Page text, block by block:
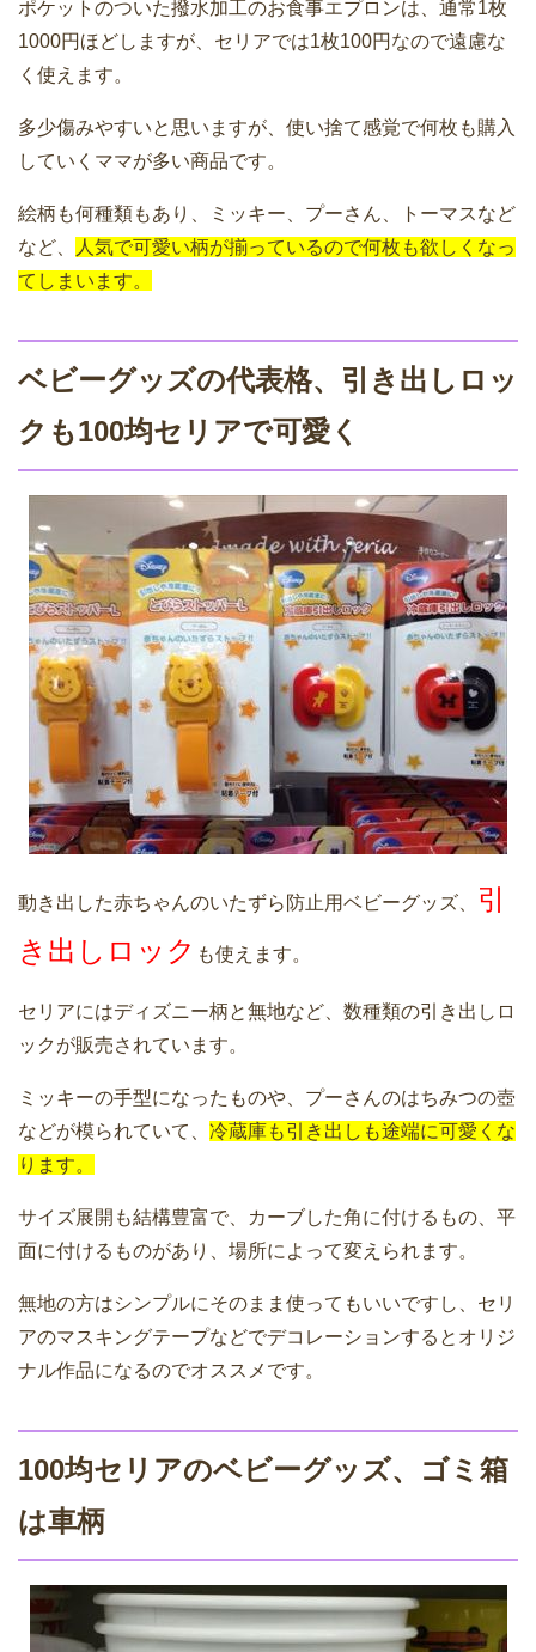
ポケットのついた撥水加工のお食事エプロンは、通常1枚
1000円ほどしますが、セリアでは1枚100円なので遠慮な
く使えます。
多少傷みやすいと思いますが、使い捨て感覚で何枚も購入
していくママが多い商品です。
絵柄も何種類もあり、ミッキー、プーさん、トーマスなど
など、
人気で可愛い柄が揃っているので何枚も欲しくなっ
てしまいます。
ベビーグッズの代表格、引き出しロッ
クも100均セリアで可愛く
動き出した赤ちゃんのいたずら防止用ベビーグッズ、
引
き出しロック も使えます。
セリアにはディズニー柄と無地など、数種類の引き出しロ
ックが販売されています。
ミッキーの手型になったものや、プーさんのはちみつの壺
などが模られていて、 冷蔵庫も引き出しも途端に可愛くな
ります。
サイズ展開も結構豊富で、カーブした角に付けるもの、平
面に付けるものがあり、場所によって変えられます。
無地の方はシンプルにそのまま使ってもいいですし、セリ
アのマスキングテープなどでデコレーションするとオリジ
ナル作品になるのでオススメです。
100均セリアのベビーグッズ、ゴミ箱
は車柄